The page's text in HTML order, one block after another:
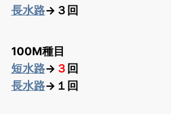
長水路→３回
100M種目
短水路→ ３ 回
長水路→１回